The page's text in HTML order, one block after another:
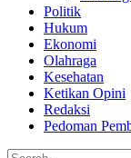
Politik
Hukum
Ekonomi
Olahraga
Kesehatan
Ketikan Opini
Redaksi
Pedoman